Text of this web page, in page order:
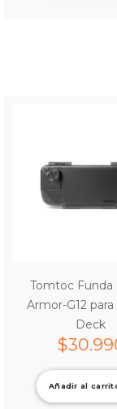
Tomtoc Funda
Armor-G12
Deck
$
Añadir al